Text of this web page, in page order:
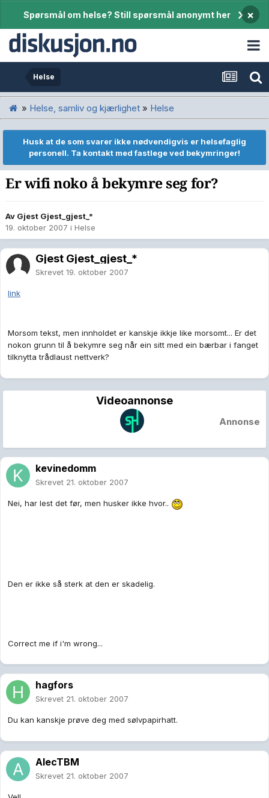
Spørsmål om helse? Still spørsmål anonymt her ×
Helse
» Helse, samliv og kjærlighet » Helse
Husk at de som svarer ikke nødvendigvis er helsefaglig
personell. Ta kontakt med fastlege ved bekymringer!
Er wifi noko å bekymre seg for?
Av Gjest Gjest_gjest_*
19. oktober 2007 i Helse
Gjest Gjest_gjest_*
Skrevet 19. oktober 2007
link
Morsom tekst, men innholdet er kanskje ikkje like morsomt... Er det
nokon grunn til å bekymre seg når ein sitt med ein bærbar i fanget
tilknytta trådlaust nettverk?
Videoannonse
Annonse
kevinedomm
Skrevet 21. oktober 2007
Nei, har lest det før, men husker ikke hvor..
Den er ikke så sterk at den er skadelig.
Correct me if i'm wrong...
hagfors
Skrevet 21. oktober 2007
Du kan kanskje prøve deg med sølvpapirhatt.
AlecTBM
Skrevet 21. oktober 2007